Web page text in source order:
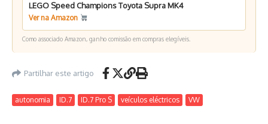
LEGO Speed Champions Toyota Supra MK4
Ver na Amazon
Como associado Amazon, ganho comissão em compras elegíveis.
Partilhar este artigo
autonomia ID.7 ID.7 Pro S veículos eléctricos VW